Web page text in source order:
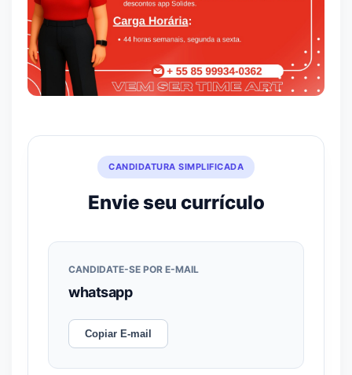
CANDIDATURA SIMPLIFICADA
Envie seu currículo
CANDIDATE-SE POR E-MAIL
whatsapp
Copiar E-mail